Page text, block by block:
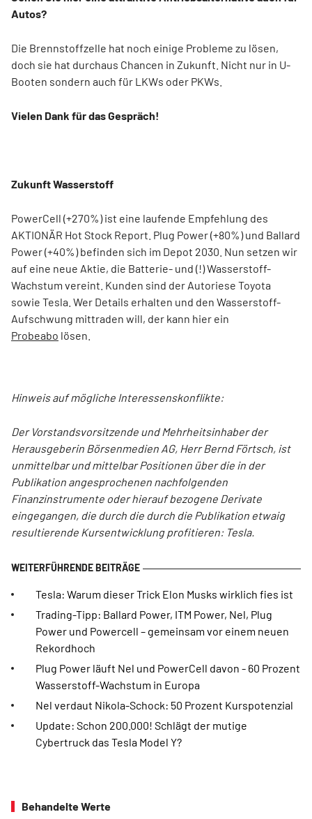
Autos?
Die Brennstoffzelle hat noch einige Probleme zu lösen,
doch sie hat durchaus Chancen in Zukunft. Nicht nur in U-
Booten sondern auch für LKWs oder PKWs.
Vielen Dank für das Gespräch!
Zukunft Wasserstoff
PowerCell (+270%) ist eine laufende Empfehlung des
AKTIONÄR Hot Stock Report. Plug Power (+80%) und Ballard
Power (+40%) befinden sich im Depot 2030. Nun setzen wir
auf eine neue Aktie, die Batterie- und (!) Wasserstoff-
Wachstum vereint. Kunden sind der Autoriese Toyota
sowie Tesla. Wer Details erhalten und den Wasserstoff-
Aufschwung mittraden will, der kann hier ein
Probeabo lösen.
Hinweis auf mögliche Interessenskonflikte:
Der Vorstandsvorsitzende und Mehrheitsinhaber der
Herausgeberin Börsenmedien AG, Herr Bernd Förtsch, ist
unmittelbar und mittelbar Positionen über die in der
Publikation angesprochenen nachfolgenden
Finanzinstrumente oder hierauf bezogene Derivate
eingegangen, die durch die durch die Publikation etwaig
resultierende Kursentwicklung profitieren: Tesla.
Tesla: Warum dieser Trick Elon Musks wirklich fies ist
Trading-Tipp: Ballard Power, ITM Power, Nel, Plug
Power und Powercell – gemeinsam vor einem neuen
Rekordhoch
Plug Power läuft Nel und PowerCell davon - 60 Prozent
Wasserstoff-Wachstum in Europa
Nel verdaut Nikola-Schock: 50 Prozent Kurspotenzial
Update: Schon 200.000! Schlägt der mutige
Cybertruck das Tesla Model Y?
Behandelte Werte